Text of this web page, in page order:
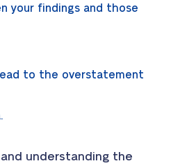
your findings and those
to the overstatement
understanding the